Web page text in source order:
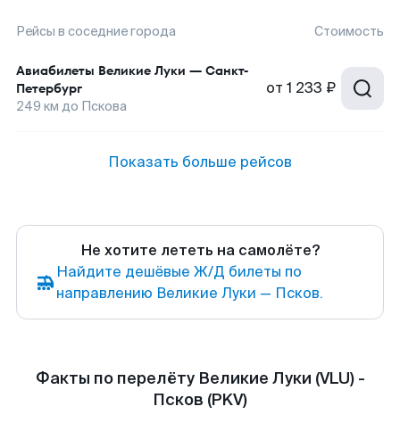
Рейсы в соседние города Стоимость
Авиабилеты Великие Луки — Санкт-
Петербург
249 км до Пскова
от 1 233 ₽
Показать больше рейсов
Не хотите лететь на самолёте?
Найдите дешёвые Ж/Д билеты по
направлению Великие Луки — Псков.
Факты по перелёту Великие Луки (VLU) -
Псков (PKV)